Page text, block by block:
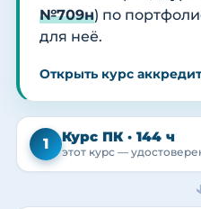
№709н) по
для неё.
Открыть курс
1 Курс ПК · 144 ч
этот курс —